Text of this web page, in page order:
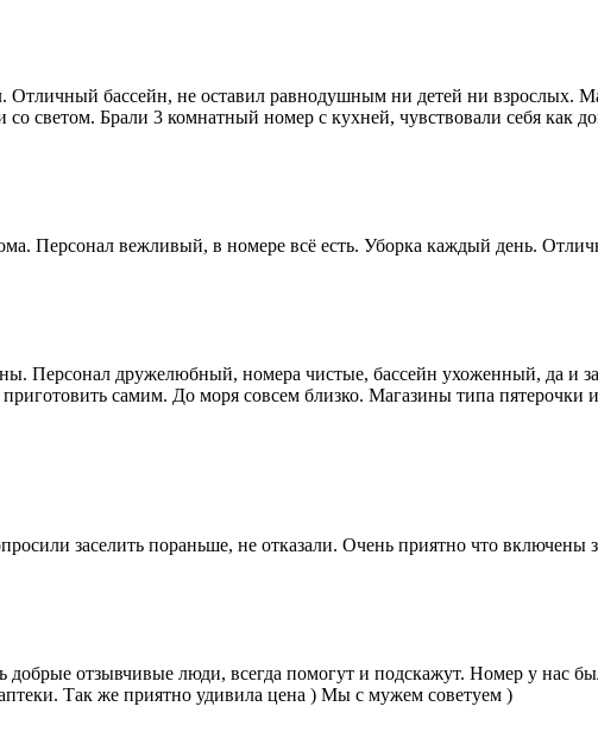
Отличный бассейн, не оставил равнодушным ни детей ни взрослых.
светом. Брали 3 комнатный номер с кухней, чувствовали себя как
Персонал вежливый, в номере всё есть. Уборка каждый день.
Персонал дружелюбный, номера чистые, бассейн ухоженный, да и
самим. До моря совсем близко. Магазины типа
заселить пораньше, не отказали. Очень приятно что включены
добрые отзывчивые люди, всегда помогут и подскажут. Номер у нас
Так же приятно удивила цена ) Мы с мужем советуем )